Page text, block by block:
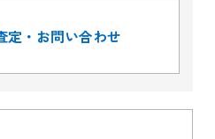
定・お問い合わせ